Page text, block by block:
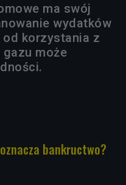
ma swój
wydatków
korzystania z
może
bankructwo?